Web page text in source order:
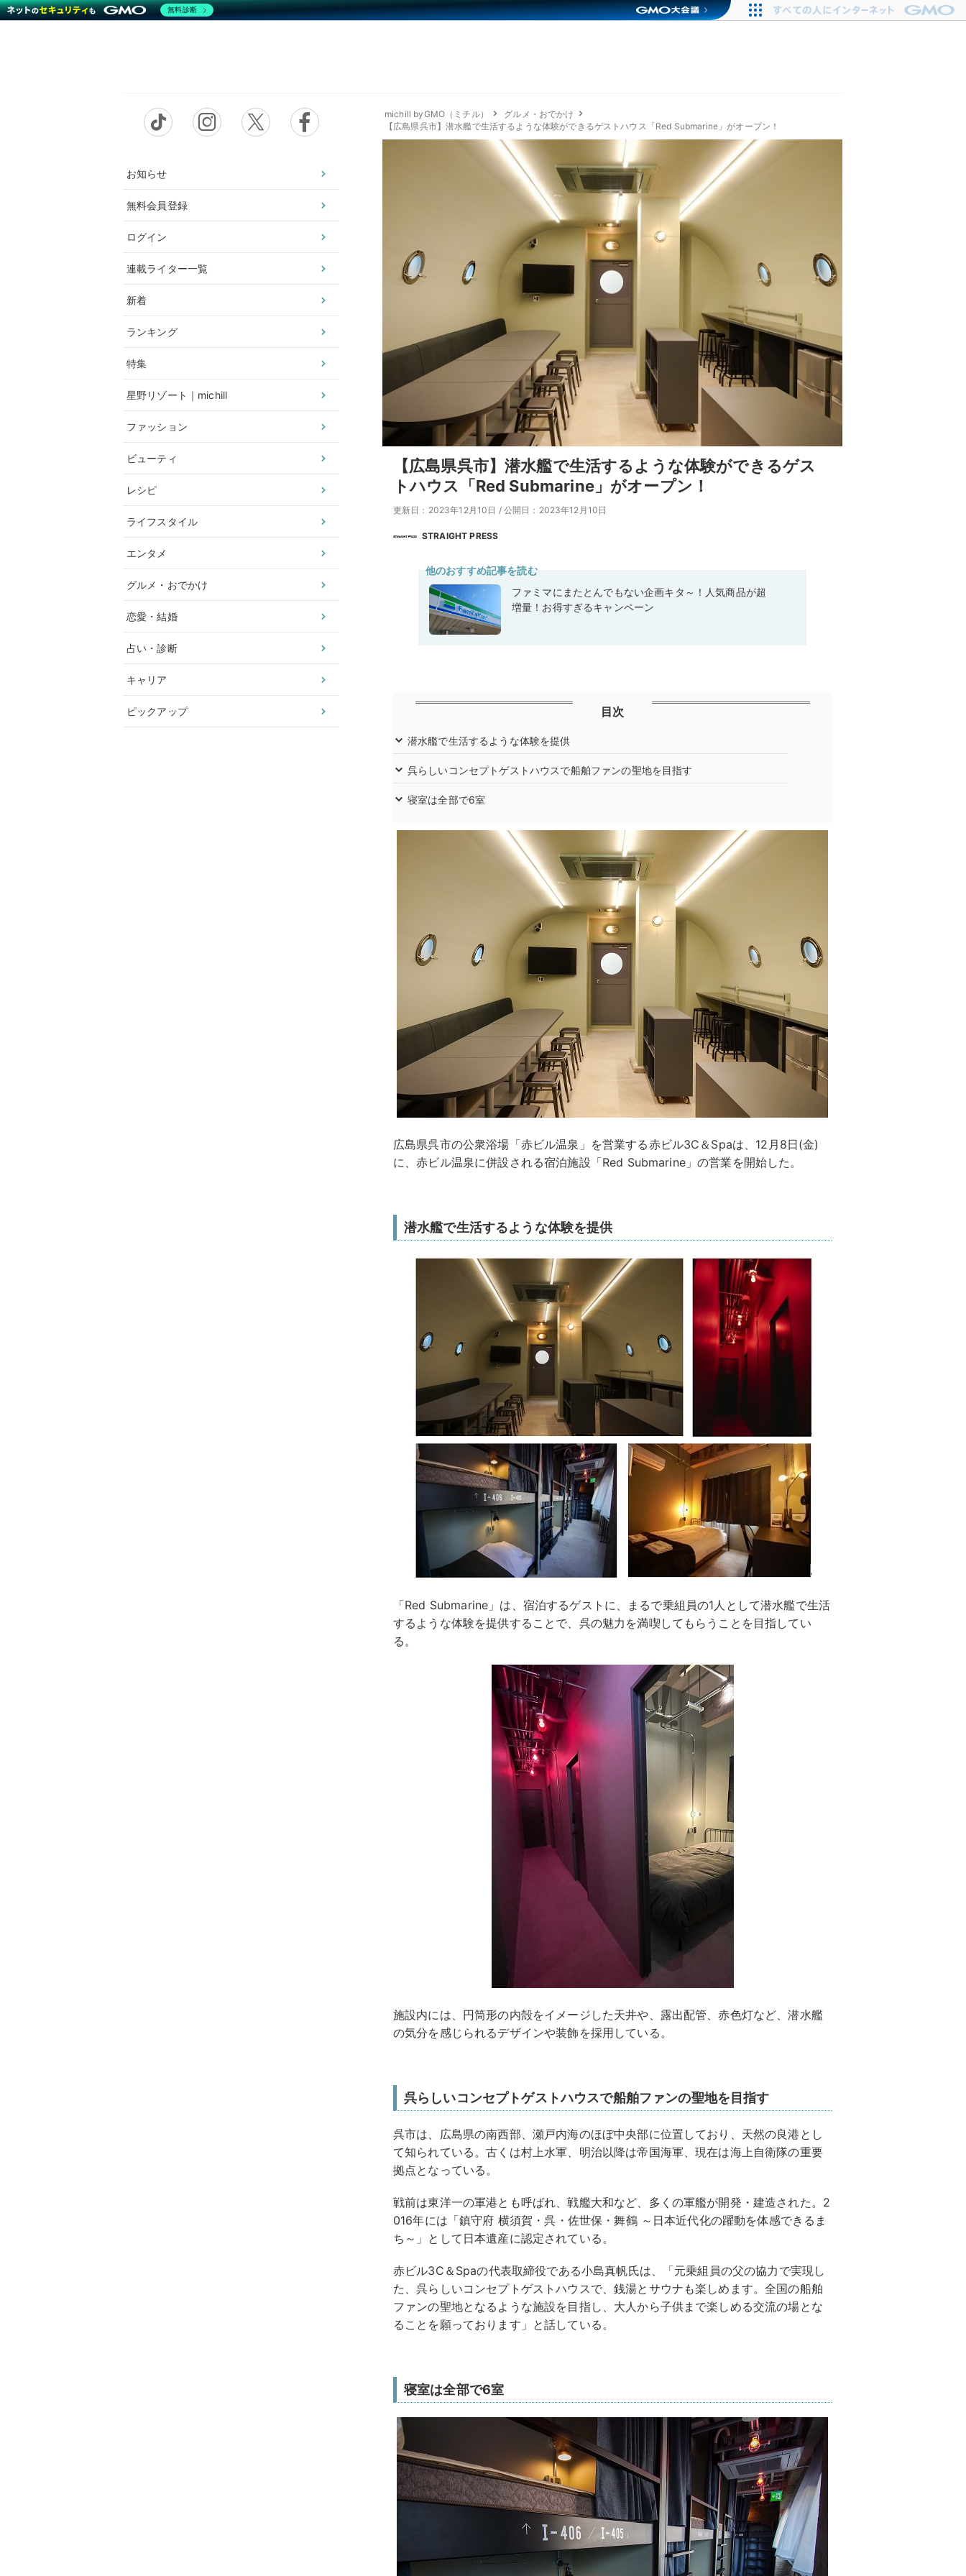
お知らせ
無料会員登録
ログイン
連載ライター一覧
新着
ランキング
特集
星野リゾート｜michill
ファッション
ビューティ
レシピ
ライフスタイル
エンタメ
グルメ・おでかけ
恋愛・結婚
占い・診断
キャリア
ピックアップ
michill byGMO（ミチル）
グルメ・おでかけ
【広島県呉市】潜水艦で生活するような体験ができるゲストハウス「Red Submarine」がオープン！
【広島県呉市】潜水艦で生活するような体験ができるゲス
トハウス「Red Submarine」がオープン！
更新日：2023年12月10日 / 公開日：2023年12月10日
STRAIGHT PRESS
他のおすすめ記事を読む
ファミマにまたとんでもない企画キタ～！人気商品が超
増量！お得すぎるキャンペーン
目次
潜水艦で生活するような体験を提供
呉らしいコンセプトゲストハウスで船舶ファンの聖地を目指す
寝室は全部で6室
広島県呉市の公衆浴場「赤ビル温泉」を営業する赤ビル3C＆Spaは、12月8日(金)
に、赤ビル温泉に併設される宿泊施設「Red Submarine」の営業を開始した。
潜水艦で生活するような体験を提供
「Red Submarine」は、宿泊するゲストに、まるで乗組員の1人として潜水艦で生活
するような体験を提供することで、呉の魅力を満喫してもらうことを目指してい
る。
施設内には、円筒形の内殻をイメージした天井や、露出配管、赤色灯など、潜水艦
の気分を感じられるデザインや装飾を採用している。
呉らしいコンセプトゲストハウスで船舶ファンの聖地を目指す
呉市は、広島県の南西部、瀬戸内海のほぼ中央部に位置しており、天然の良港とし
て知られている。古くは村上水軍、明治以降は帝国海軍、現在は海上自衛隊の重要
拠点となっている。
戦前は東洋一の軍港とも呼ばれ、戦艦大和など、多くの軍艦が開発・建造された。2
016年には「鎮守府 横須賀・呉・佐世保・舞鶴 ～日本近代化の躍動を体感できるま
ち～」として日本遺産に認定されている。
赤ビル3C＆Spaの代表取締役である小島真帆氏は、「元乗組員の父の協力で実現し
た、呉らしいコンセプトゲストハウスで、銭湯とサウナも楽しめます。全国の船舶
ファンの聖地となるような施設を目指し、大人から子供まで楽しめる交流の場とな
ることを願っております」と話している。
寝室は全部で6室
無料診断